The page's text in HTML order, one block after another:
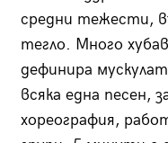
средни тежести,
тегло. Много
дефинира
всяка една песен,
хореография,